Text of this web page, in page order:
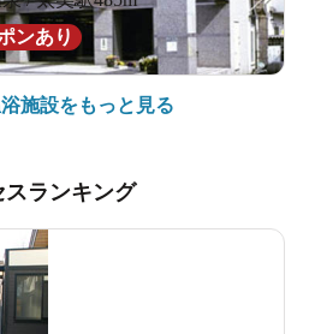
ンあり
施設をもっと見る
ランキング